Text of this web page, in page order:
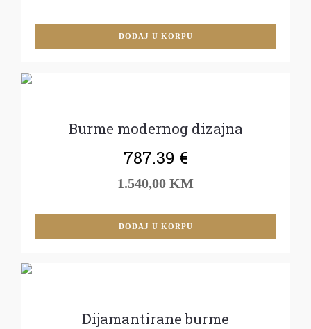
DODAJ U KORPU
Burme modernog dizajna
787.39 €
1.540,00 KM
DODAJ U KORPU
Dijamantirane burme